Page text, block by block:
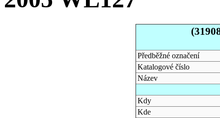
Předběžné označení
Katalogové číslo
Název
Kdy
Kde